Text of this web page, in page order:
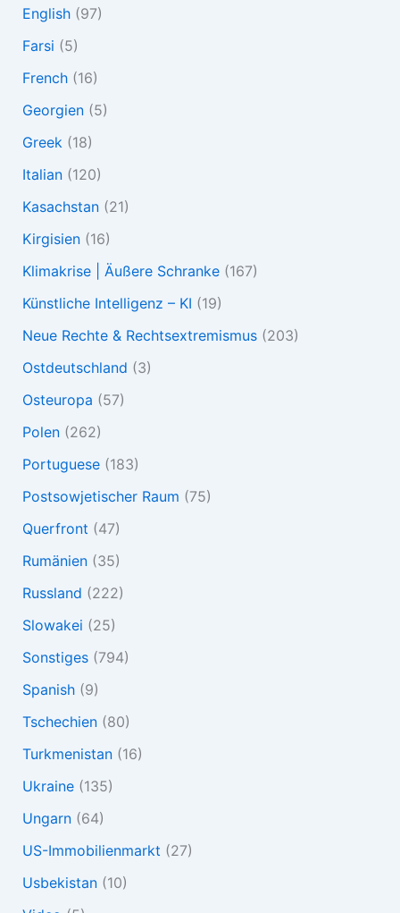
English(97)
Farsi (5)
French(16)
Georgien(5)
Greek(18)
Italian(120)
Kasachstan(21)
Kirgisien(16)
Klimakrise | Äußere Schranke(167)
Künstliche Intelligenz – KI (19)
Neue Rechte & Rechtsextremismus(203)
Ostdeutschland (3)
Osteuropa (57)
Polen(262)
Portuguese(183)
Postsowjetischer Raum (75)
Querfront (47)
Rumänien(35)
Russland (222)
Slowakei (25)
Sonstiges(794)
Spanish(9)
Tschechien(80)
Turkmenistan(16)
Ukraine(135)
Ungarn(64)
US-Immobilienmarkt (27)
Usbekistan(10)